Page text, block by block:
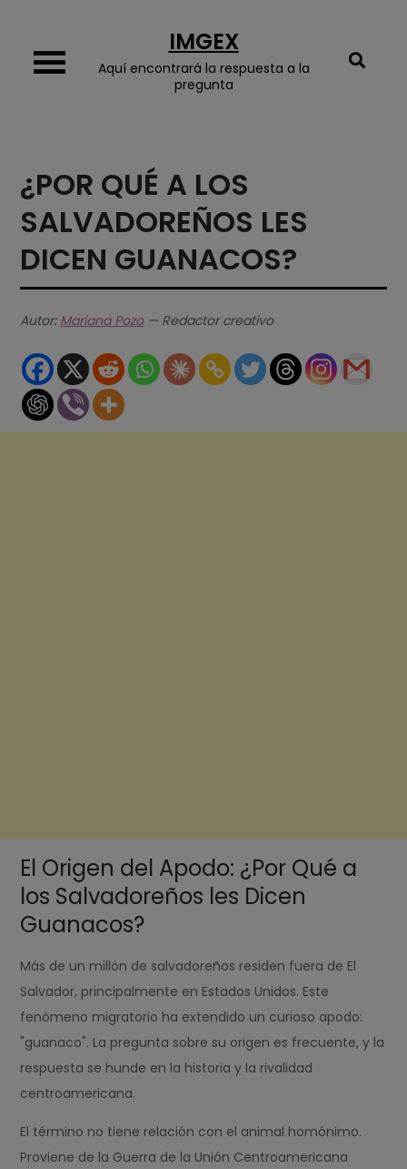
content
IMGEX
Aquí encontrará la respuesta a la
pregunta
¿POR QUÉ A LOS
SALVADOREÑOS LES
DICEN GUANACOS?
Autor: Mariana Pozo— Redactor creativo
El Origen del Apodo: ¿Por Qué a
los Salvadoreños les Dicen
Guanacos?
Más de un millón de salvadoreños residen fuera de El
Salvador, principalmente en Estados Unidos. Este
fenómeno migratorio ha extendido un curioso apodo:
"guanaco". La pregunta sobre su origen es frecuente, y la
respuesta se hunde en la historia y la rivalidad
centroamericana.
El término no tiene relación con el animal homónimo.
Proviene de la Guerra de la Unión Centroamericana